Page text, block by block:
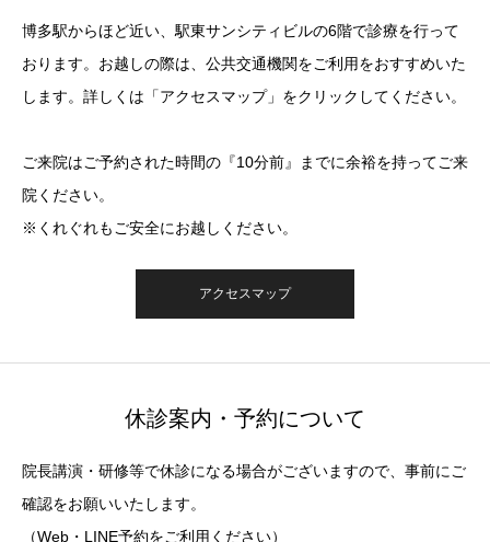
博多駅からほど近い、駅東サンシティビルの6階で診療を行って
おります。お越しの際は、公共交通機関をご利用をおすすめいた
します。詳しくは「アクセスマップ」をクリックしてください。
ご来院はご予約された時間の『10分前』までに余裕を持ってご来
院ください。
※くれぐれもご安全にお越しください。
アクセスマップ
休診案内・予約について
院長講演・研修等で休診になる場合がございますので、事前にご
確認をお願いいたします。
（Web・LINE予約をご利用ください）